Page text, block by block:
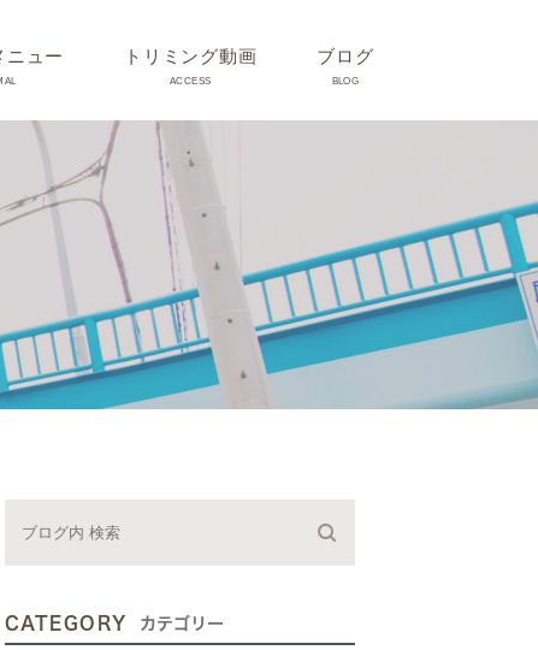
ニュー
他動物の病気
トリミング動画
ACCESS
ブログ
BLOG
うさぎ、ハムスター、小鳥、
モルモットなどについて
トリミング事例集
ホリスティック医療
CATEGORY カテゴリー